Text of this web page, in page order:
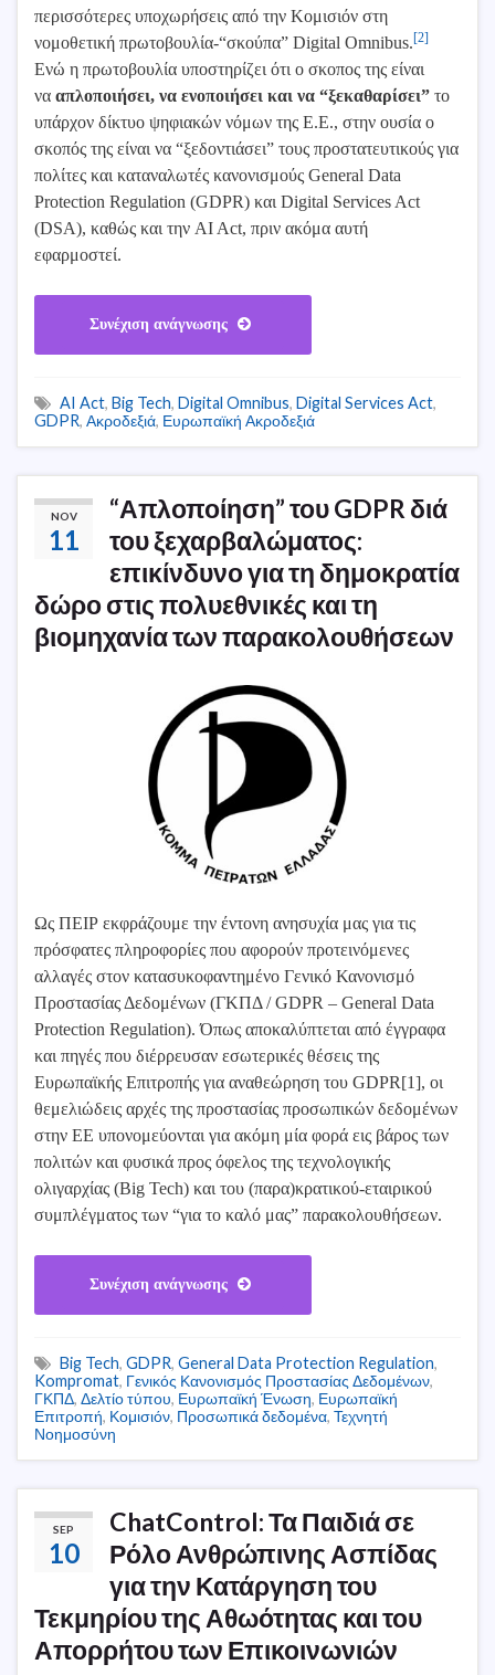
περισσότερες υποχωρήσεις από την Κομισιόν στη
νομοθετική πρωτοβουλία-“σκούπα” Digital Omnibus.[2]
Ενώ η πρωτοβουλία υποστηρίζει ότι ο σκοπος της είναι
να απλοποιήσει, να ενοποιήσει και να “ξεκαθαρίσει” το
υπάρχον δίκτυο ψηφιακών νόμων της Ε.Ε., στην ουσία ο
σκοπός της είναι να “ξεδοντιάσει” τους προστατευτικούς για
πολίτες και καταναλωτές κανονισμούς General Data
Protection Regulation (GDPR) και Digital Services Act
(DSA), καθώς και την AI Act, πριν ακόμα αυτή
εφαρμοστεί.
Συνέχιση ανάγνωσης
AI Act, Big Tech, Digital Omnibus, Digital Services Act,
GDPR, Ακροδεξιά, Ευρωπαϊκή Ακροδεξιά
NOV
11
“Απλοποίηση” του GDPR διά
του ξεχαρβαλώματος:
επικίνδυνο για τη δημοκρατία
δώρο στις πολυεθνικές και τη
βιομηχανία των παρακολουθήσεων
Ως ΠΕΙΡ εκφράζουμε την έντονη ανησυχία μας για τις
πρόσφατες πληροφορίες που αφορούν προτεινόμενες
αλλαγές στον κατασυκοφαντημένο Γενικό Κανονισμό
Προστασίας Δεδομένων (ΓΚΠΔ / GDPR – General Data
Protection Regulation). Όπως αποκαλύπτεται από έγγραφα
και πηγές που διέρρευσαν εσωτερικές θέσεις της
Ευρωπαϊκής Επιτροπής για αναθεώρηση του GDPR[1], οι
θεμελιώδεις αρχές της προστασίας προσωπικών δεδομένων
στην ΕΕ υπονομεύονται για ακόμη μία φορά εις βάρος των
πολιτών και φυσικά προς όφελος της τεχνολογικής
ολιγαρχίας (Big Tech) και του (παρα)κρατικού-εταιρικού
συμπλέγματος των “για το καλό μας” παρακολουθήσεων.
Συνέχιση ανάγνωσης
Big Tech, GDPR, General Data Protection Regulation,
Kompromat, Γενικός Κανονισμός Προστασίας Δεδομένων,
ΓΚΠΔ, Δελτίο τύπου, Ευρωπαϊκή Ένωση, Ευρωπαϊκή
Επιτροπή, Κομισιόν, Προσωπικά δεδομένα, Τεχνητή
Νοημοσύνη
SEP
10
ChatControl: Τα Παιδιά σε
Ρόλο Ανθρώπινης Ασπίδας
για την Κατάργηση του
Τεκμηρίου της Αθωότητας και του
Απορρήτου των Επικοινωνιών